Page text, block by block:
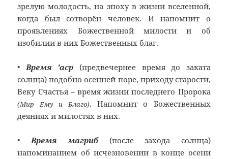
зрелую молодость, на эпоху в жизни вселенной,
когда был сотворён человек. И напомнит о
проявлениях Божественной милости и об
изобилии в них Божественных благ.
•Время ’аср (предвечернее время до заката
солнца) подобно осенней поре, приходу старости,
Веку Счастья – время жизни последнего Пророка
(Мир Ему и Благо). Напомнит о Божественных
деяниях и милостях в них.
•Время магриб(после захода солнца)
напоминанием об исчезновении в конце осени